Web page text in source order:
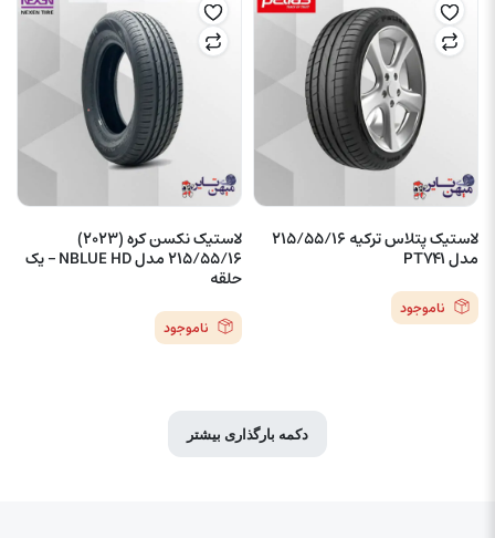
لاستیک پتلاس ترکیه 215/55/16
مدل PT741
ناموجود
لاستیک نکسن کره (2023)
215/55/16 مدل NBLUE HD – یک
حلقه
ناموجود
دکمه بارگذاری بیشتر